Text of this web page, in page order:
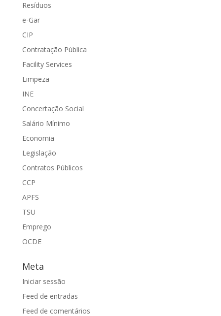
Resíduos
e-Gar
CIP
Contratação Pública
Facility Services
Limpeza
INE
Concertação Social
Salário Mínimo
Economia
Legislação
Contratos Públicos
CCP
APFS
TSU
Emprego
OCDE
Meta
Iniciar sessão
Feed de entradas
Feed de comentários